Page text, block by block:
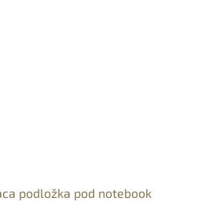
podložka pod notebook